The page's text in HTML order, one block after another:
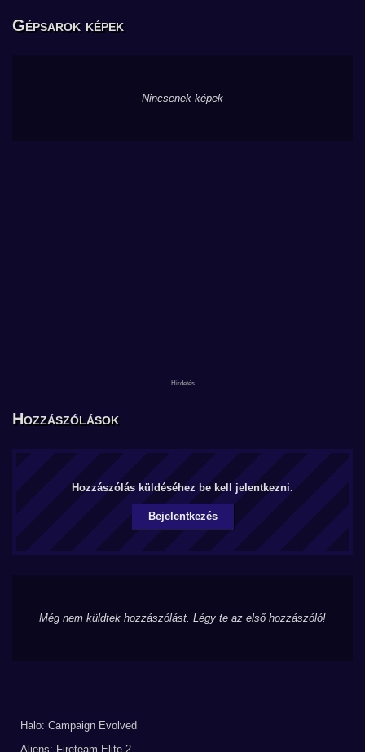
Gépsarok képek
Nincsenek képek
Hozzászólások
Hozzászólás küldéséhez be kell jelentkezni.
Bejelentkezés
Még nem küldtek hozzászólást. Légy te az első hozzászóló!
Halo: Campaign Evolved
Aliens: Fireteam Elite 2